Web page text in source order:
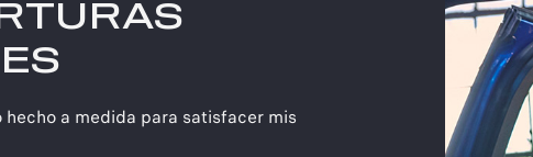
hecho a medida para satisfacer mis